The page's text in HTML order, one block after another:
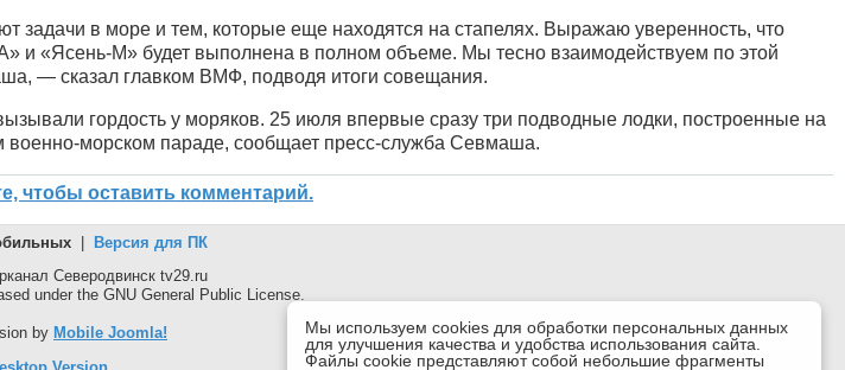
в море и тем, которые еще находятся на стапелях. Выражаю уверенность, что
и «Ясень-М» будет выполнена в полном объеме. Мы тесно взаимодействуем по этой
— сказал главком ВМФ, подводя итоги совещания.
гордость у моряков. 25 июля впервые сразу три подводные лодки, построенные на
морском параде, сообщает пресс-служба Севмаша.
чтобы оставить комментарий.
| Версия для ПК
Северодвинск tv29.ru
under the GNU General Public License.
by Mobile Joomla!
Мы используем cookies для обработки персональных данных
для улучшения качества и удобства использования сайта.
Файлы cookie представляют собой небольшие фрагменты